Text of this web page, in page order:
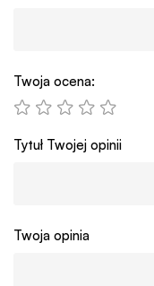
Twoja ocena:
Tytuł Twojej opinii
Twoja opinia